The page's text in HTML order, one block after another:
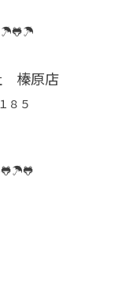
榛原店
８５